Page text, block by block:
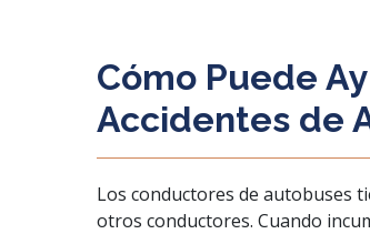
Cómo Puede
Accidentes de
Los conductores de autobuses
otros conductores. Cuando